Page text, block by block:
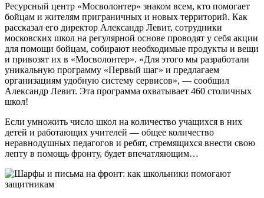
Ресурсный центр «Мосволонтер» знаком всем, кто помогает
бойцам и жителям приграничных и новых территорий. Как
рассказал его директор Александр Левит, сотрудники
московских школ на регулярной основе проводят у себя акции
для помощи бойцам, собирают необходимые продукты и вещи
и привозят их в «Мосволонтер». «Для этого мы разработали
уникальную программу «Первый шаг» и предлагаем
организациям удобную систему сервисов», — сообщил
Александр Левит. Эта программа охватывает 460 столичных
школ!
Если умножить число школ на количество учащихся в них
детей и работающих учителей — общее количество
неравнодушных педагогов и ребят, стремящихся внести свою
лепту в помощь фронту, будет впечатляющим…